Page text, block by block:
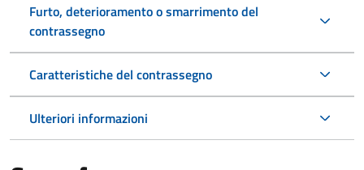
Furto, deterioramento o smarrimento del
contrassegno
Caratteristiche del contrassegno
Ulteriori informazioni